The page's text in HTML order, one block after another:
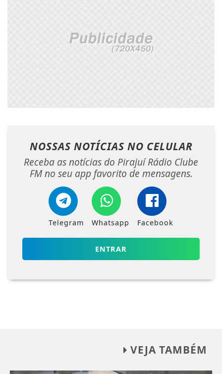
NOSSAS NOTÍCIAS NO CELULAR
Receba as notícias do Pirajuí Rádio Clube
FM no seu app favorito de mensagens.
Telegram Whatsapp Facebook
ENTRAR
VEJA TAMBÉM